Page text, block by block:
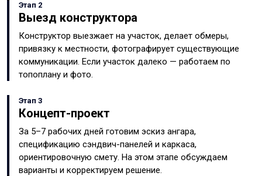
Этап 2
Выезд конструктора
Конструктор выезжает на участок, делает обмеры,
привязку к местности, фотографирует существующие
коммуникации. Если участок далеко — работаем по
топоплану и фото.
Этап 3
Концепт-проект
За 5–7 рабочих дней готовим эскиз ангара,
спецификацию сэндвич-панелей и каркаса,
ориентировочную смету. На этом этапе обсуждаем
варианты и корректируем решение.